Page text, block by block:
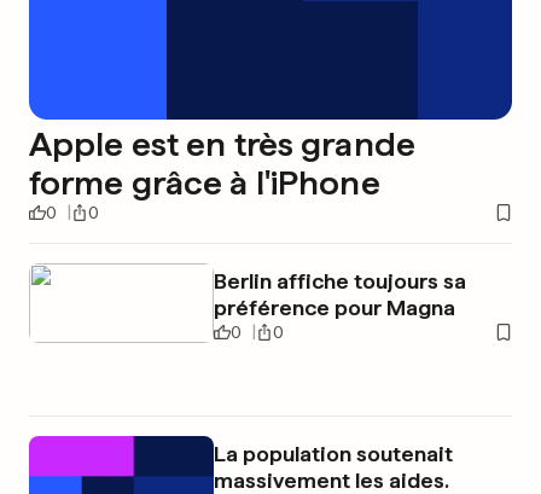
Apple est en très grande
forme grâce à l'iPhone
0 0
Berlin affiche toujours sa
préférence pour Magna
0 0
La population soutenait
massivement les aides.